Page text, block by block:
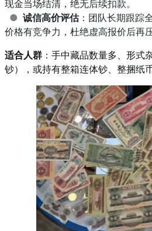
现金当场结清，绝无后续扣款。
● 诚信高价评估：团队长期跟踪
价格有竞争力，杜绝虚高报价后再
适合人群 ：手中藏品数量多、形式
钞），或持有整箱连体钞、整捆纸